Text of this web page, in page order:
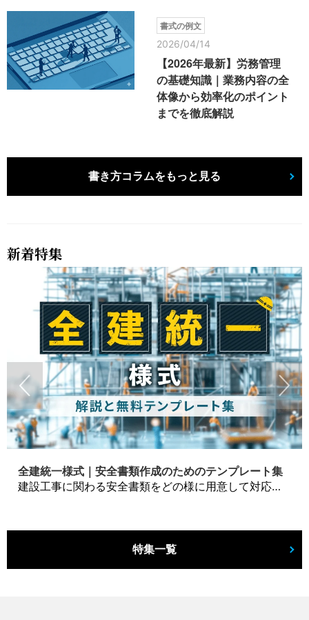
書式の例文
2026/04/14
【2026年最新】労務管理
の基礎知識｜業務内容の全
体像から効率化のポイント
までを徹底解説
書き方コラムをもっと見る
新着特集
全建統一様式｜安全書類作成のためのテンプレート集
建設工事に関わる安全書類をどの様に用意して対応するか？関連書式テンプレートから書き方の注意点などの役立つコラムをbizoceanがお届けします。
特集一覧